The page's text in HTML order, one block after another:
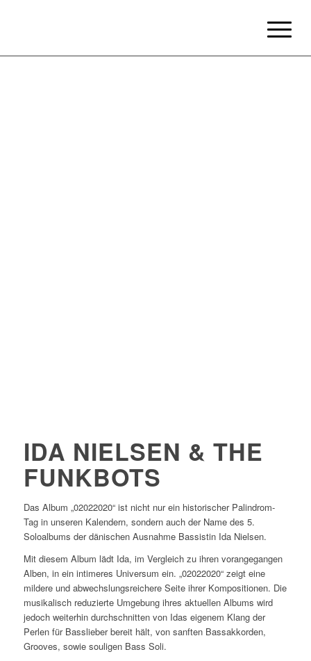
IDA NIELSEN & THE
FUNKBOTS
Das Album „02022020“ ist nicht nur ein historischer Palindrom-
Tag in unseren Kalendern, sondern auch der Name des 5.
Soloalbums der dänischen Ausnahme Bassistin Ida Nielsen.
Mit diesem Album lädt Ida, im Vergleich zu ihren vorangegangen
Alben, in ein intimeres Universum ein. „02022020“ zeigt eine
mildere und abwechslungsreichere Seite ihrer Kompositionen. Die
musikalisch reduzierte Umgebung ihres aktuellen Albums wird
jedoch weiterhin durchschnitten von Idas eigenem Klang der
Perlen für Basslieber bereit hält, von sanften Bassakkorden,
Grooves, sowie souligen Bass Soli.